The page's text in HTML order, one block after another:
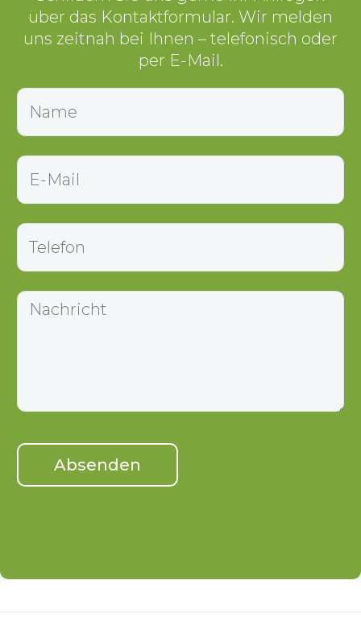
über das Kontaktformular. Wir melden
uns zeitnah bei Ihnen – telefonisch oder
per E-Mail.